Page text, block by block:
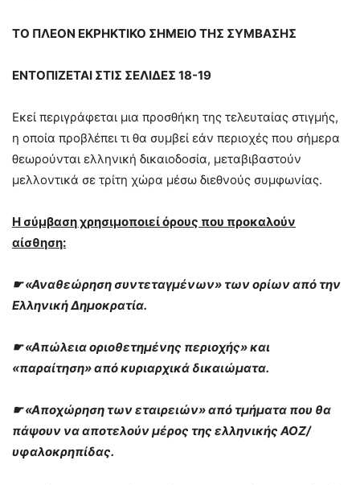
ΤΟ ΠΛΕΟΝ ΕΚΡΗΚΤΙΚΟ ΣΗΜΕΙΟ ΤΗΣ ΣΥΜΒΑΣΗΣ
ΕΝΤΟΠΙΖΕΤΑΙ ΣΤΙΣ ΣΕΛΙΔΕΣ 18-19
Εκεί περιγράφεται μια προσθήκη της τελευταίας στιγμής,
η οποία προβλέπει τι θα συμβεί εάν περιοχές που σήμερα
θεωρούνται ελληνική δικαιοδοσία, μεταβιβαστούν
μελλοντικά σε τρίτη χώρα μέσω διεθνούς συμφωνίας.
Η σύμβαση χρησιμοποιεί όρους που προκαλούν
αίσθηση:
☛«Αναθεώρηση συντεταγμένων» των ορίων από την
Ελληνική Δημοκρατία.
☛«Απώλεια οριοθετημένης περιοχής» και
«παραίτηση» από κυριαρχικά δικαιώματα.
☛«Αποχώρηση των εταιρειών» από τμήματα που θα
πάψουν να αποτελούν μέρος της ελληνικής ΑΟΖ/
υφαλοκρηπίδας.